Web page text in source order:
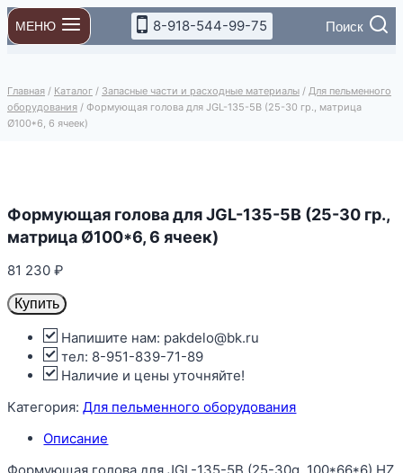
Перейти
к
содержимому
МЕНЮ 8-918-544-99-75 Поиск
Главная / Каталог / Запасные части и расходные материалы / Для пельменного
оборудования / Формующая голова для JGL-135-5B (25-30 гр., матрица
Ø100*6, 6 ячеек)
Формующая голова для JGL-135-5B (25-30 гр.,
матрица Ø100*6, 6 ячеек)
81 230₽
Купить
Напишите нам: pakdelo@bk.ru
тел: 8-951-839-71-89
Наличие и цены уточняйте!
Категория:Для пельменного оборудования
Описание